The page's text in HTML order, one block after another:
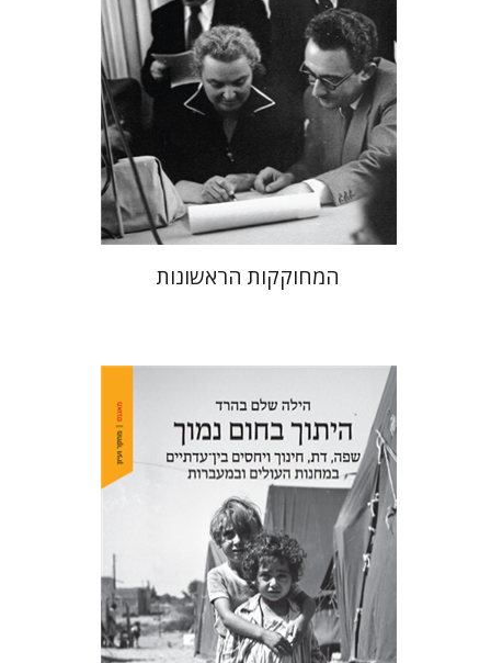
הנחת אתר ספר מודפס
$42
$38
המחוקקות הראשונות
הילה שלם בהרד